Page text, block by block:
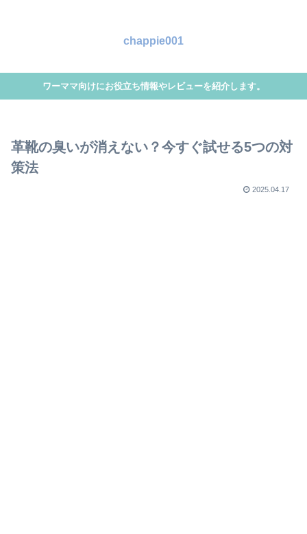
chappie001
ワーママ向けにお役立ち情報やレビューを紹介します。
革靴の臭いが消えない？今すぐ試せる5つの対
策法
2025.04.17